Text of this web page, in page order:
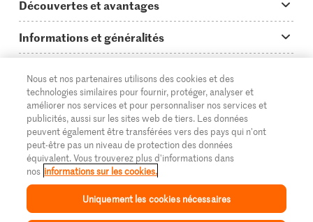
Idées de menus
Plats principaux
Simple & vite prêt
Apéritif
Préparations au four
Enfants & famille
Toutes les recettes
Découvertes et avantages
On en parle...
Tutoriels
Glossaire des ingrédients
Login Migusto
Magazine Migusto
Informations et généralités
Questions concernant Migusto
Cuisiner avec Migusto
Service clientèle & contact
Publicité
Impressum
Mentions légales
Supermarché
Migros Online
À propos de Migros
Magasins
Cumulus
© 2026 La Fédération des coopératives Migros
DE FR IT
Nous et nos partenaires utilisons des cookies et des
technologies similaires pour fournir, protéger, analyser et
améliorer nos services et pour personnaliser nos services et
publicités, aussi sur les sites web de tiers. Les données
peuvent également être transférées vers des pays qui n'ont
peut-être pas un niveau de protection des données
équivalent. Vous trouverez plus d'informations dans
nos informations sur les cookies.
Uniquement les cookies nécessaires